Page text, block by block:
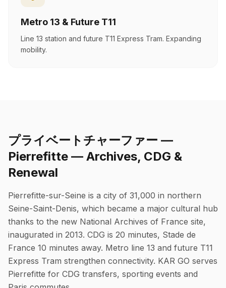
Metro 13 & Future T11
Line 13 station and future T11 Express Tram. Expanding
mobility.
プライベートチャーファー —
Pierrefitte — Archives, CDG &
Renewal
Pierrefitte-sur-Seine is a city of 31,000 in northern
Seine-Saint-Denis, which became a major cultural hub
thanks to the new National Archives of France site,
inaugurated in 2013. CDG is 20 minutes, Stade de
France 10 minutes away. Metro line 13 and future T11
Express Tram strengthen connectivity. KAR GO serves
Pierrefitte for CDG transfers, sporting events and